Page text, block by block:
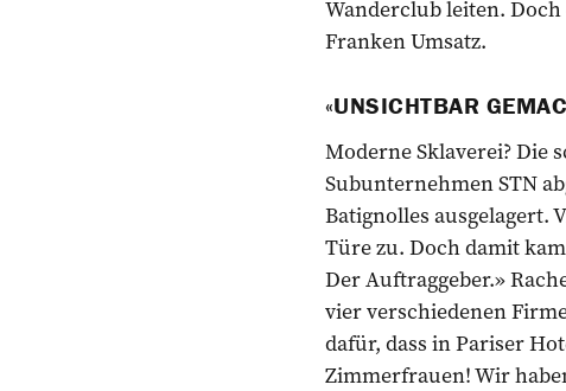
Wanderclub leiten.
Franken Umsatz.
«UNSICHTBAR
Moderne Sklaverei? Die
Subunternehmen STN
Batignolles ausgelagert.
Türe zu. Doch damit
Der Auftrag­geber.»
vier verschiedenen
dafür, dass in Pariser
Zimmerfrauen! Wir